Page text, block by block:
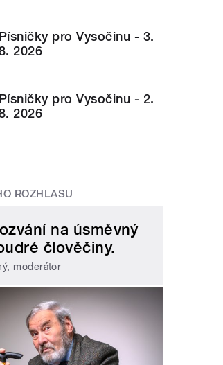
Písničky pro Vysočinu - 3.
2026
Písničky pro Vysočinu - 2.
2026
ROZHLASU
na úsměvný
člověčiny.
moderátor